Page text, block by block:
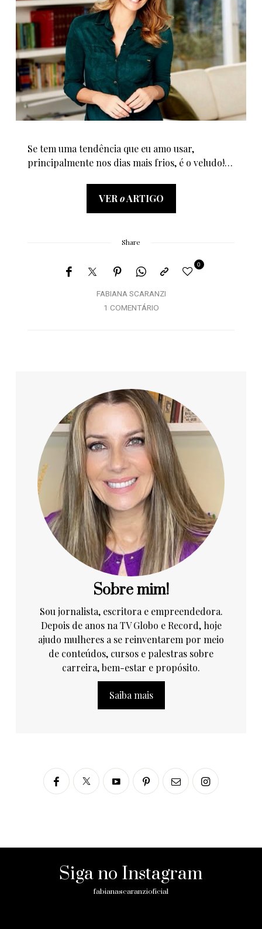
Se tem uma tendência que eu amo usar,
principalmente nos dias mais frios, é o veludo!…
VERoARTIGO
Share
FABIANA SCARANZI
0
1 COMENTÁRIO
Sobre mim!
Sou jornalista, escritora e empreendedora.
Depois de anos na TV Globo e Record, hoje
ajudo mulheres a se reinventarem por meio
de conteúdos, cursos e palestras sobre
carreira, bem-estar e propósito.
Saiba mais
Siga no Instagram
fabianascaranzioficial